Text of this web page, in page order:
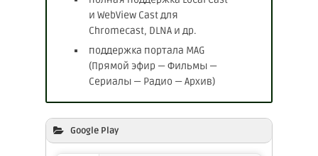
и WebView Cast для
Chromecast, DLNA и др.
поддержка портала MAG
(Прямой эфир — Фильмы —
Сериалы — Радио — Архив)
Google Play